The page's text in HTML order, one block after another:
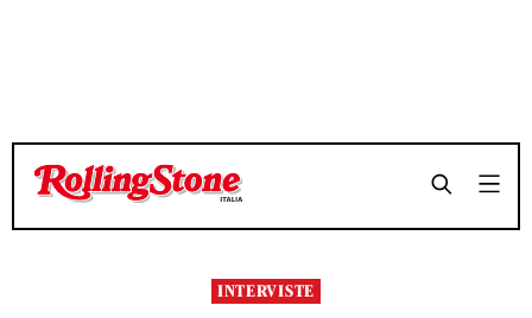
TEMPO DI LETTURA 6 MINUTI SHARE
TEMPO DI LETTURA 6 MINUTI SHARE
INTERVISTE